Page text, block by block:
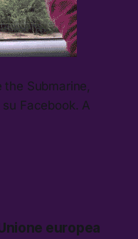
Submarine,
Facebook. A
europea